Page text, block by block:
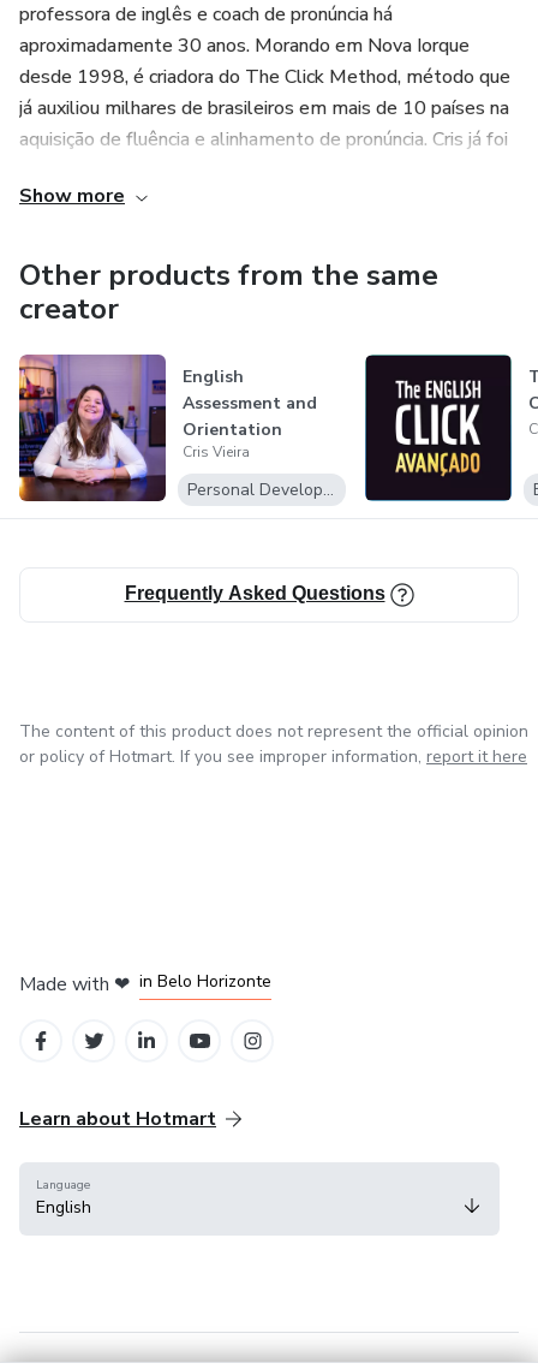
professora de inglês e coach de pronúncia há
aproximadamente 30 anos. Morando em Nova Iorque
desde 1998, é criadora do The Click Method, método que
já auxiliou milhares de brasileiros em mais de 10 países na
aquisição de fluência e alinhamento de pronúncia. Cris já foi
atores brasileiros famosos, como Monique Alfradique,
outros.
Show more
Other products from the same
creator
English
Assessment and
Orientation
Cris Vieira
Personal Development
Frequently Asked Questions
The content of this product does not represent the official opinion
or policy of Hotmart. If you see improper information, report it here
Made with ❤ in Belo Horizonte
Learn about Hotmart
Language
English